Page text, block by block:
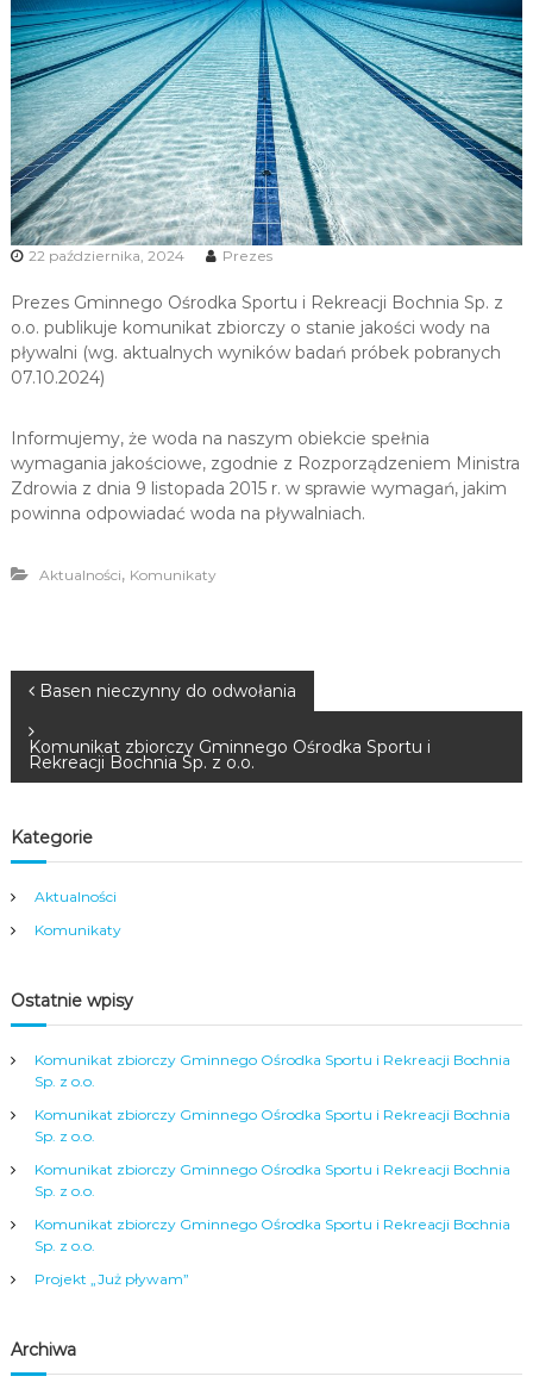
u
i
R
e
k
r
e
a
c
i
22 października, 2024 Prezes
Prezes Gminnego Ośrodka Sportu i Rekreacji Bochnia Sp. z
o.o. publikuje komunikat zbiorczy o stanie jakości wody na
pływalni (wg. aktualnych wyników badań próbek pobranych
07.10.2024)
Informujemy, że woda na naszym obiekcie spełnia
wymagania jakościowe, zgodnie z Rozporządzeniem Ministra
Zdrowia z dnia 9 listopada 2015 r. w sprawie wymagań, jakim
powinna odpowiadać woda na pływalniach.
Aktualności, Komunikaty
N
a
i
g
c
j
a
w
p
i
s
Basen nieczynny do odwołania
Komunikat zbiorczy Gminnego Ośrodka Sportu i
Rekreacji Bochnia Sp. z o.o.
Kategorie
Aktualności
Komunikaty
Ostatnie wpisy
Komunikat zbiorczy Gminnego Ośrodka Sportu i Rekreacji Bochnia
Sp. z o.o.
Komunikat zbiorczy Gminnego Ośrodka Sportu i Rekreacji Bochnia
Sp. z o.o.
Komunikat zbiorczy Gminnego Ośrodka Sportu i Rekreacji Bochnia
Sp. z o.o.
Komunikat zbiorczy Gminnego Ośrodka Sportu i Rekreacji Bochnia
Sp. z o.o.
Projekt „Już pływam”
Archiwa